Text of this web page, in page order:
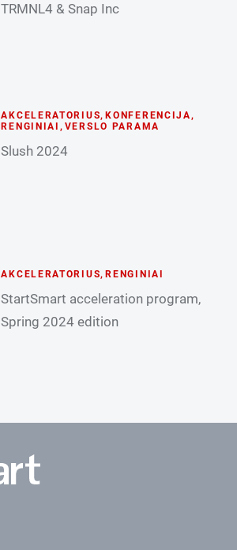
TRMNL4 & Snap Inc
AKCELERATORIUS, KONFERENCIJA,
RENGINIAI , VERSLO PARAMA
Slush 2024
AKCELERATORIUS, RENGINIAI
StartSmart acceleration program,
Spring 2024 edition